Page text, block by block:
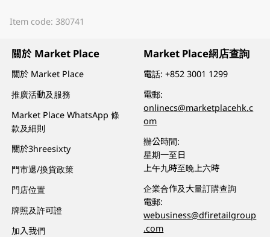
Item code: 380741
關於 Market Place
關於 Market Place
推廣活動及服務
Market Place WhatsApp 條
款及細則
關於3hreesixty
門市退/換貨政策
門店位置
牌照及許可證
加入我們
Market Place網店查詢
電話:+852 3001 1299
電郵:
onlinecs@marketplacehk.c
om
辦公時間:
星期一至日
上午九時至晚上六時
企業合作及大量訂購查詢
電郵:
webusiness@dfiretailgroup
.com